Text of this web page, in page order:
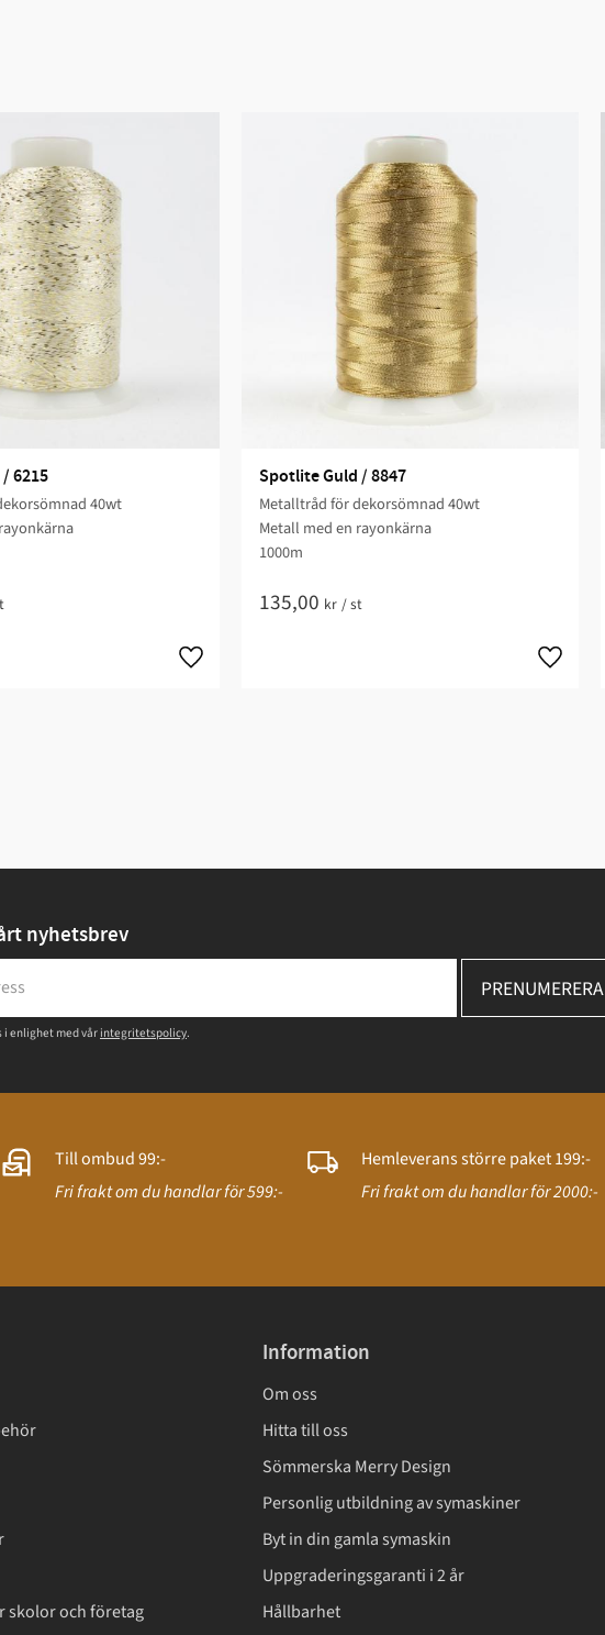
6215
40wt
Spotlite Guld / 8847
Metalltråd för dekorsömnad 40wt
Metall med en rayonkärna
1000m
135,00 kr /st
nyhetsbrev
PRENUMERERA
i enlighet med vårintegritetspolicy.
Till ombud 99:-
Fri frakt om du handlar för 599:-
Hemleverans större paket 199:-
Fri frakt om du handlar för 2000:-
skolor och företag
Information
Om oss
Hitta till oss
Sömmerska Merry Design
Personlig utbildning av symaskiner
Byt in din gamla symaskin
Uppgraderingsgaranti i 2 år
Hållbarhet